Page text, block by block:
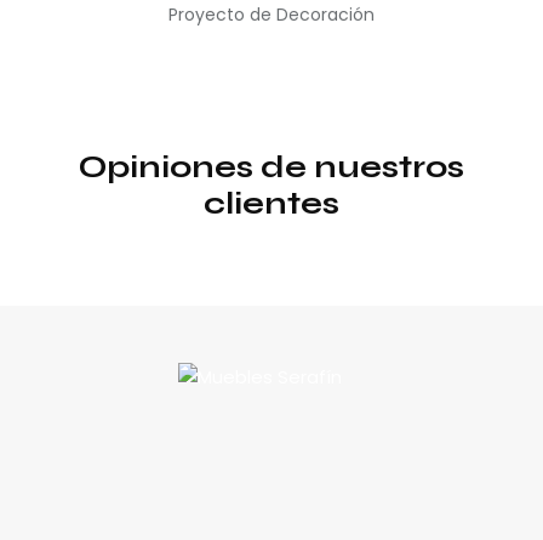
Proyecto de Decoración
Opiniones de nuestros
clientes